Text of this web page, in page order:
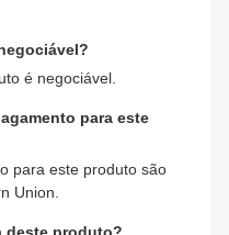
é negociável.
para este
para este produto são
Union.